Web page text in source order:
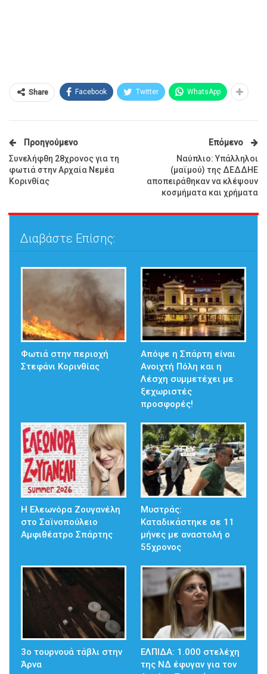
Share Facebook Twitter WhatsApp
Προηγούμενο
Συνελήφθη 28χρονος για τη
φωτιά στην Αρχαία Νεμέα
Κορινθίας
Επόμενο
Ναύπλιο: Υπάλληλοι
(μαϊμού) της ΔΕΔΔΗΕ
αποπειράθηκαν να κλέψουν
κοσμήματα και χρήματα
Διαβάστε Επίσης:
Φωτιά στην περιοχή
Στεφάνι Κορινθίας
Απόψε η Σπάρτη είναι
Ανοιχτή Πόλη και η
Λέσχη συμμετέχει με
ξεχωριστές
προσφορές!
Η Ελεωνόρα Ζουγανέλη
στο Σαϊνοπούλειο
Αμφιθέατρο Σπάρτης
Μυστράς:
Καταδικάστηκε σε 11
μήνες με αναστολή ο
55χρονος
3ο τουρνουά τάβλι στην
Άρνα
ΕΛΠΙΔΑ: 1.000 στελέχη
της ΝΔ έφυγαν για τον